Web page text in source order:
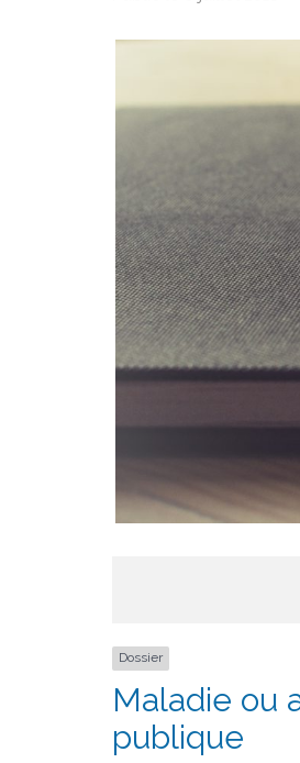
Dossier
Maladie ou
publique